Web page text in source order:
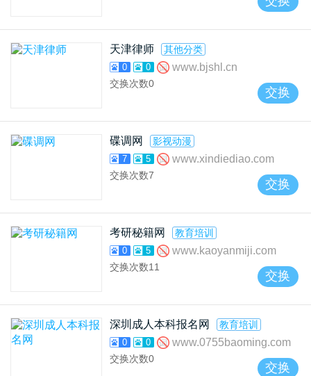
天津律师 其他分类
0 0 www.bjshl.cn
交换次数0
交换
碟调网 影视动漫
7 5 www.xindiediao.com
交换次数7
交换
考研秘籍网 教育培训
0 5 www.kaoyanmiji.com
交换次数11
交换
深圳成人本科报名网 教育培训
0 0 www.0755baoming.com
交换次数0
交换